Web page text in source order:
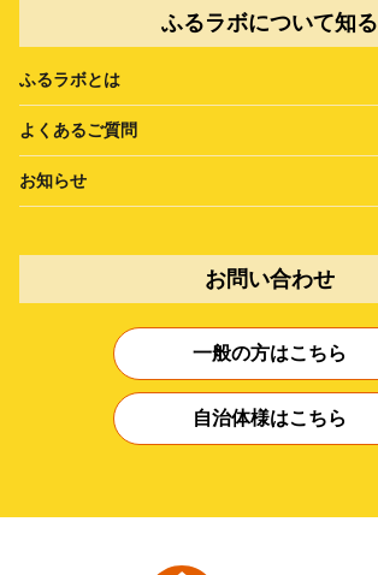
ふるラボについて知る
ふるラボとは
よくあるご質問
お知らせ
お問い合わせ
一般の方はこちら
自治体様はこちら